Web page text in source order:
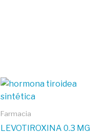
Farmacia
LEVOTIROXINA 0.3 MG